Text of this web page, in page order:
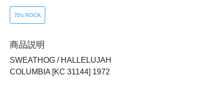
70's ROCK
商品説明
SWEATHOG / HALLELUJAH
COLUMBIA [KC 31144] 1972